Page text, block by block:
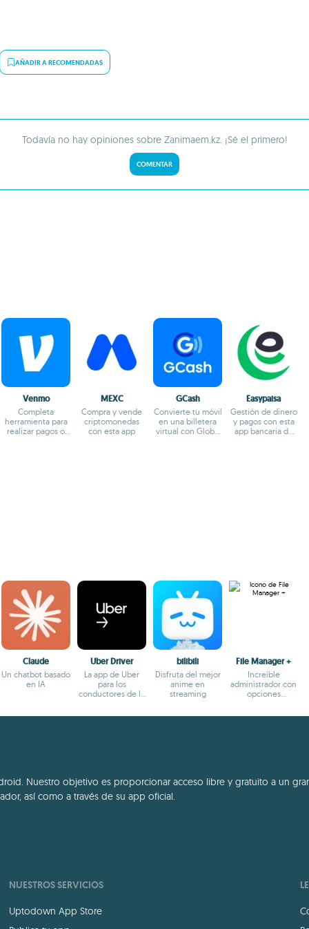
AÑADIR A RECOMENDADAS
Todavía no hay opiniones sobre Zanimaem.kz. ¡Sé el primero!
COMENTAR
Venmo
Completa
herramienta para
realizar pagos o
MEXC
Compra y vende
criptomonedas
con esta app
GCash
Convierte tu móvil
en una billetera
virtual con Globe
Easypaisa
Gestión de dinero
y pagos con esta
app bancaria de
Claude
Un chatbot basado
en IA
Uber Driver
La app de Uber
para los
conductores de la
bilibili
Disfruta del mejor
anime en
streaming
File Manager +
Increíble
administrador con
opciones
Nuestro objetivo es proporcionar acceso libre y gratuito a un
así como a través de su app oficial.
NUESTROS SERVICIOS
Uptodown App Store